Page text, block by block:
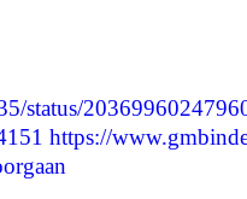
status/
https://